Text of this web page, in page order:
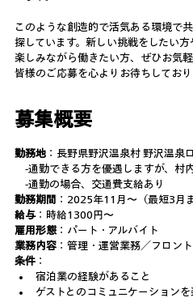
このような創造的で活気ある環境で
探しています。新しい挑戦をしたい
楽しみながら働きたい方、ぜひお気
皆様のご応募を心よりお待ちしており
募集概要
勤務地 ：長野県野沢温泉村 野沢温泉
-通勤できる方を優遇しますが、村
-通勤の場合、交通費支給あり
勤務期間
：2025年11月〜（最短3月
給与：時給1300円〜
雇用形態 ：パート・アルバイト
業務内容 ：管理・運営業務／フロン
条件 ：
宿泊業の経験があること
ゲストとのコミュニケーションを